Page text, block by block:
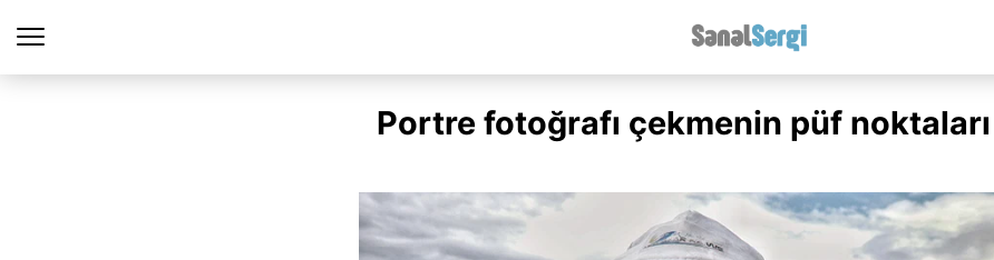
Portre fotoğrafı çekmenin püf noktaları